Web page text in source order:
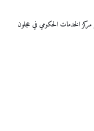
مركز الخدمات الحكومي في عجلون